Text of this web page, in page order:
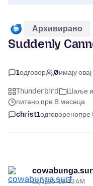
Архивирано
Suddenly
1одговор 0имају
Thunderbird
Шаље и
питано пре 8 месеца
christ1одговоренопре
12/1/25, 10:43 AM